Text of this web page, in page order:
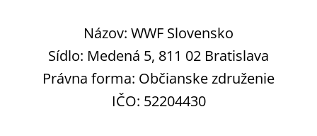
Názov: WWF Slovensko
Sídlo: Medená 5, 811 02 Bratislava
Právna forma: Občianske združenie
IČO: 52204430